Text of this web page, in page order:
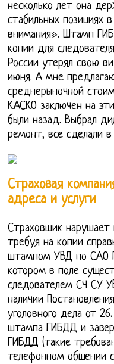
несколько лет она
стабильных позициях
внимания». Штамп
копии для
России утерял свою
июня. А мне
среднерыночной
КАСКО заключен на
были назад. Выбрал
ремонт, все сделали
Страховая
адреса и услуги
Страховщик нарушает
требуя на копии
штампом УВД по САО
котором в поле
следователем СЧ СУ
наличии
уголовного дела от
штампа ГИБДД и
ГИБДД (такие
телефонном общении